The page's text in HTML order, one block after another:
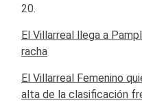
20.
El Villarreal llega a
racha
El Villarreal Femenino
alta de la clasificación